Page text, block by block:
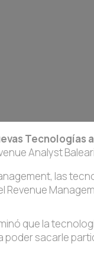
Tecnologías
Analyst
las
Revenue
que la
poder sacarle